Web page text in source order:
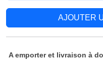
AJOUTER
A emporter et livraison à